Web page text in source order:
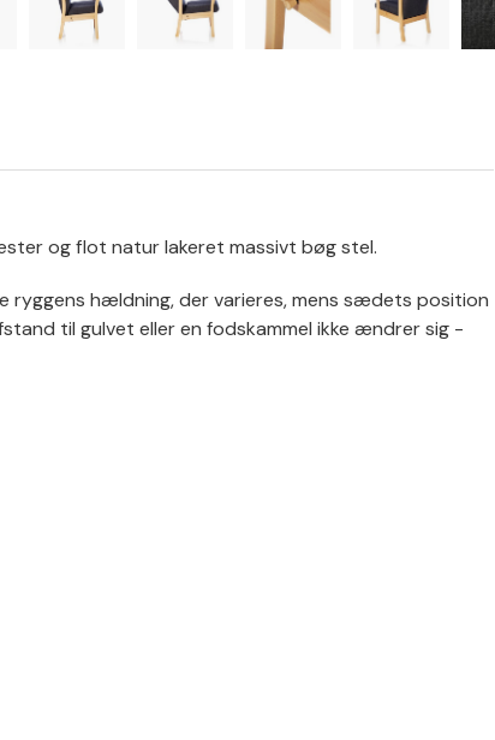
og flot natur lakeret massivt bøg stel.
ryggens hældning, der varieres, mens sædets position
til gulvet eller en fodskammel ikke ændrer sig -